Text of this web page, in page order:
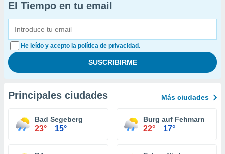
El Tiempo en tu email
He leído y acepto la política de privacidad.
Principales ciudades Más ciudades
Bad Segeberg
23° 15°
Burg auf Fehmarn
22° 17°